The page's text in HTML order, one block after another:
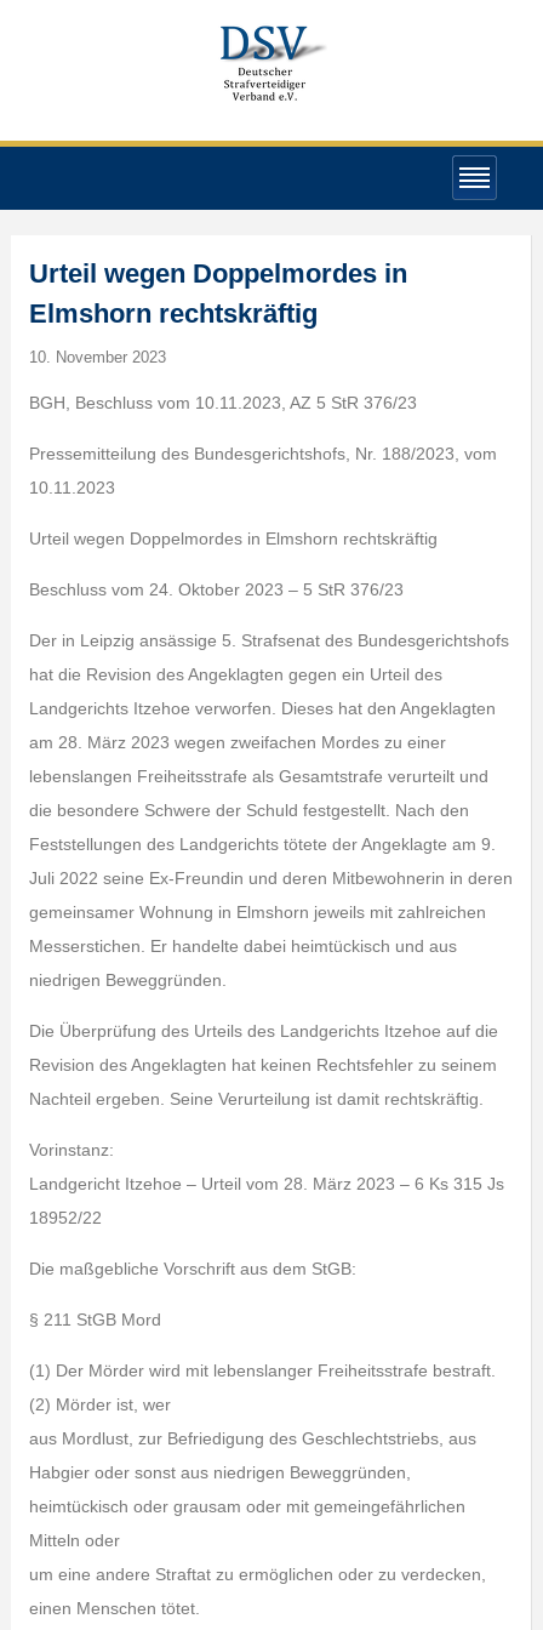
Urteil wegen Doppelmordes in
Elmshorn rechtskräftig
10. November 2023
BGH, Beschluss vom 10.11.2023, AZ 5 StR 376/23
Pressemitteilung des Bundesgerichtshofs, Nr. 188/2023, vom
10.11.2023
Urteil wegen Doppelmordes in Elmshorn rechtskräftig
Beschluss vom 24. Oktober 2023 – 5 StR 376/23
Der in Leipzig ansässige 5. Strafsenat des Bundesgerichtshofs
hat die Revision des Angeklagten gegen ein Urteil des
Landgerichts Itzehoe verworfen. Dieses hat den Angeklagten
am 28. März 2023 wegen zweifachen Mordes zu einer
lebenslangen Freiheitsstrafe als Gesamtstrafe verurteilt und
die besondere Schwere der Schuld festgestellt. Nach den
Feststellungen des Landgerichts tötete der Angeklagte am 9.
Juli 2022 seine Ex-Freundin und deren Mitbewohnerin in deren
gemeinsamer Wohnung in Elmshorn jeweils mit zahlreichen
Messerstichen. Er handelte dabei heimtückisch und aus
niedrigen Beweggründen.
Die Überprüfung des Urteils des Landgerichts Itzehoe auf die
Revision des Angeklagten hat keinen Rechtsfehler zu seinem
Nachteil ergeben. Seine Verurteilung ist damit rechtskräftig.
Vorinstanz:
Landgericht Itzehoe – Urteil vom 28. März 2023 – 6 Ks 315 Js
18952/22
Die maßgebliche Vorschrift aus dem StGB:
§ 211 StGB Mord
(1) Der Mörder wird mit lebenslanger Freiheitsstrafe bestraft.
(2) Mörder ist, wer
aus Mordlust, zur Befriedigung des Geschlechtstriebs, aus
Habgier oder sonst aus niedrigen Beweggründen,
heimtückisch oder grausam oder mit gemeingefährlichen
Mitteln oder
um eine andere Straftat zu ermöglichen oder zu verdecken,
einen Menschen tötet.